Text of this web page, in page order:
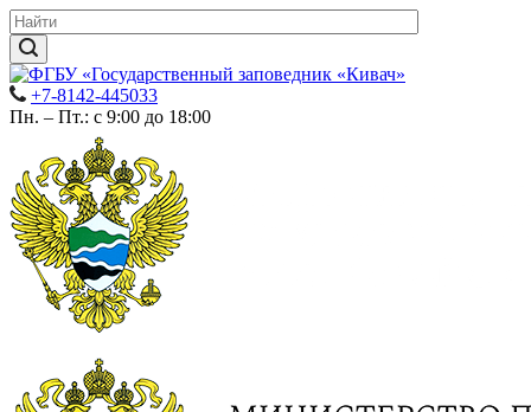
+7-8142-445033
Пн. – Пт.: с 9:00 до 18:00